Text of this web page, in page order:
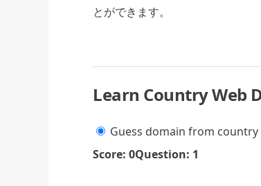
とができます。
Learn Country Web
Guess domain from country
Score: 0Question: 1